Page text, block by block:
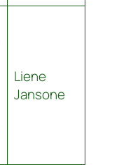
Liene
Jansone